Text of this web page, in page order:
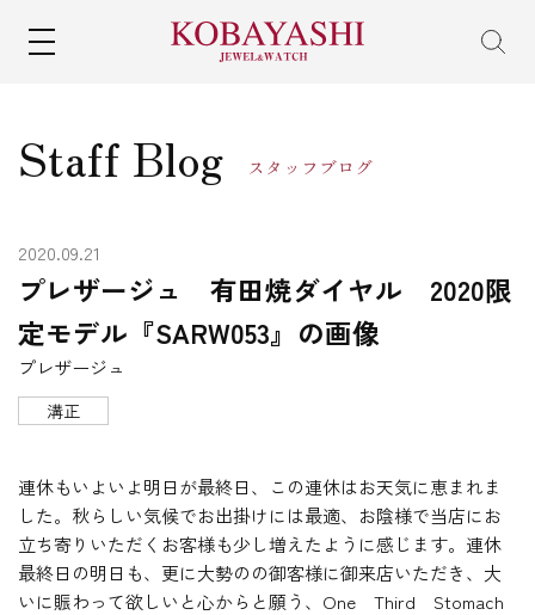
Staff Blog スタッフブログ
2020.09.21
プレザージュ 有田焼ダイヤル 2020限
定モデル『SARW053』の画像
プレザージュ
溝正
連休もいよいよ明日が最終日、この連休はお天気に恵まれま
した。秋らしい気候でお出掛けには最適、お陰様で当店にお
立ち寄りいただくお客様も少し増えたように感じます。連休
最終日の明日も、更に大勢のの御客様に御来店いただき、大
いに賑わって欲しいと心からと願う、One Third Stomach